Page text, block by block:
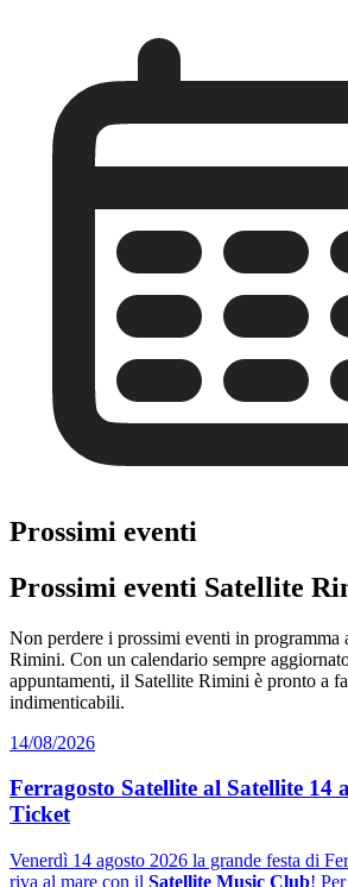
Prossimi eventi
Prossimi eventi Satellite
Non perdere i prossimi eventi in programma
Rimini. Con un calendario sempre
appuntamenti, il Satellite Rimini è pronto a
indimenticabili.
14/08/2026
Ferragosto Satellite al Satellite 14
Ticket
Venerdì 14 agosto 2026 la grande festa di
riva al mare con il Satellite Music Club!